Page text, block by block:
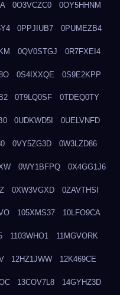
0O3VCZC0 0OY5HHNM
0PPJIUB7 0PUMEZB4
0QV0STGJ 0R7FXEI4
0S4IXXQE 0S9E2KPP
0T9LQ0SF 0TDEQ0TY
0UDKWD5I 0UELVNFD
0VY5ZG3D 0W3LZD86
0WY1BFPQ 0X4GG1J6
0XW3VGXD 0ZAVTHSI
105XMS37 10LFO9CA
1103WHO1 11MGVORK
12HZ1JWW 12K469CE
13COV7L8 14GYHZ3D